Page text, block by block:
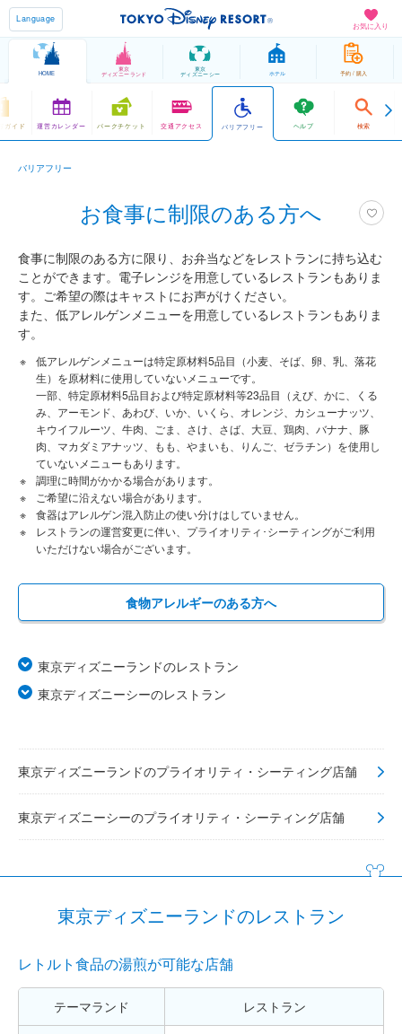
お気に入り
Language
HOME
東京
ディズニーランド
東京
ディズニーシー ホテル 予約 / 購入
ガイド 運営カレンダー パークチケット 交通アクセス バリアフリー ヘルプ 検索
バリアフリー
お食事に制限のある方へ
食事に制限のある方に限り、お弁当などをレストランに持ち込む
ことができます。電子レンジを用意しているレストランもありま
す。ご希望の際はキャストにお声がけください。
また、低アレルゲンメニューを用意しているレストランもありま
す。
低アレルゲンメニューは特定原材料5品目（小麦、そば、卵、乳、落花
生）を原材料に使用していないメニューです。
一部、特定原材料5品目および特定原材料等23品目（えび、かに、くる
み、アーモンド、あわび、いか、いくら、オレンジ、カシューナッツ、
キウイフルーツ、牛肉、ごま、さけ、さば、大豆、鶏肉、バナナ、豚
肉、マカダミアナッツ、もも、やまいも、りんご、ゼラチン）を使用し
ていないメニューもあります。
調理に時間がかかる場合があります。
ご希望に沿えない場合があります。
食器はアレルゲン混入防止の使い分けはしていません。
レストランの運営変更に伴い、プライオリティ･シーティングがご利用
いただけない場合がございます。
食物アレルギーのある方へ
東京ディズニーランドのレストラン
東京ディズニーシーのレストラン
東京ディズニーランドのプライオリティ・シーティング店舗
東京ディズニーシーのプライオリティ・シーティング店舗
東京ディズニーランドのレストラン
レトルト食品の湯煎が可能な店舗
テーマランド レストラン